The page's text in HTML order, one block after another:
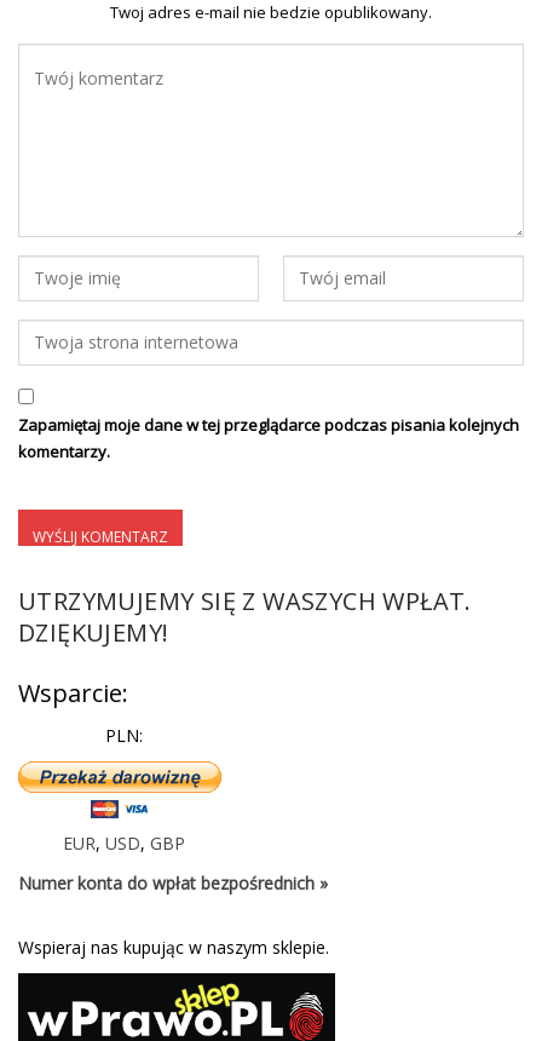
Twoj adres e-mail nie bedzie opublikowany.
Zapamiętaj moje dane w tej przeglądarce podczas pisania kolejnych
komentarzy.
UTRZYMUJEMY SIĘ Z WASZYCH WPŁAT.
DZIĘKUJEMY!
Wsparcie:
PLN:
EUR, USD, GBP
Numer konta do wpłat bezpośrednich »
Wspieraj nas kupując w naszym sklepie.